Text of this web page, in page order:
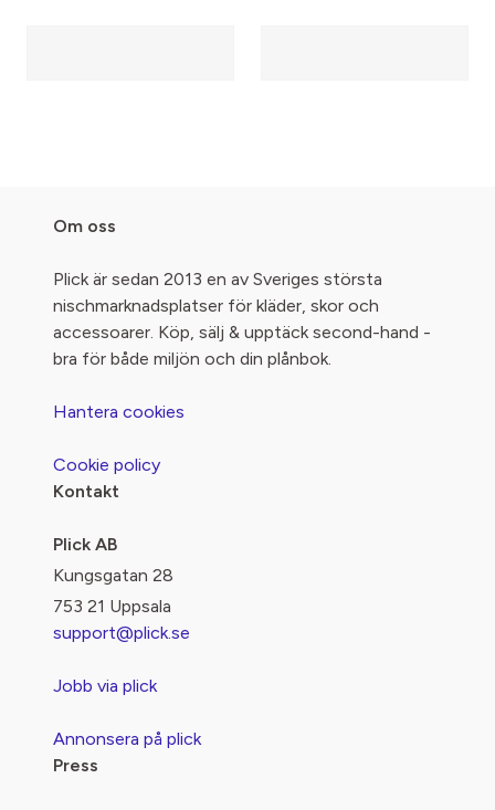
Om oss
Plick är sedan 2013 en av Sveriges största
nischmarknadsplatser för kläder, skor och
accessoarer. Köp, sälj & upptäck second-hand -
bra för både miljön och din plånbok.
Hantera cookies
Cookie policy
Kontakt
Plick AB
Kungsgatan 28
753 21 Uppsala
support@plick.se
Jobb via plick
Annonsera på plick
Press